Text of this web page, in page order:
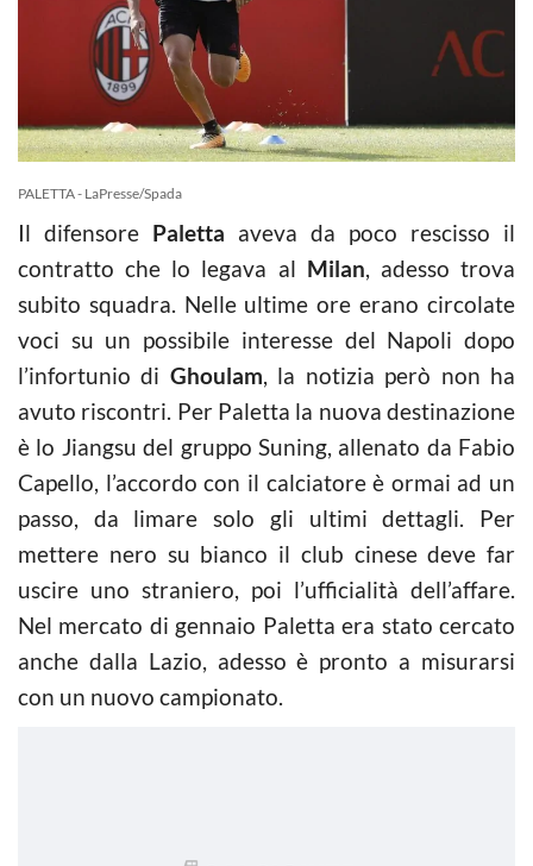
PALETTA - LaPresse/Spada
Il difensore Paletta aveva da poco rescisso il
contratto che lo legava al Milan, adesso trova
subito squadra. Nelle ultime ore erano circolate
voci su un possibile interesse del Napoli dopo
l’infortunio di Ghoulam, la notizia però non ha
avuto riscontri. Per Paletta la nuova destinazione
è lo Jiangsu del gruppo Suning, allenato da Fabio
Capello, l’accordo con il calciatore è ormai ad un
passo, da limare solo gli ultimi dettagli. Per
mettere nero su bianco il club cinese deve far
uscire uno straniero, poi l’ufficialità dell’affare.
Nel mercato di gennaio Paletta era stato cercato
anche dalla Lazio, adesso è pronto a misurarsi
con un nuovo campionato.